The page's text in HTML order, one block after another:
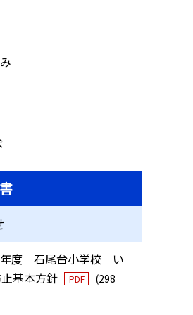
年度 石尾台小学校 い
基本方針
PDF
(298